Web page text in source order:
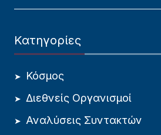
Κατηγορίες
Κόσμος
Διεθνείς Οργανισμοί
Αναλύσεις Συντακτών